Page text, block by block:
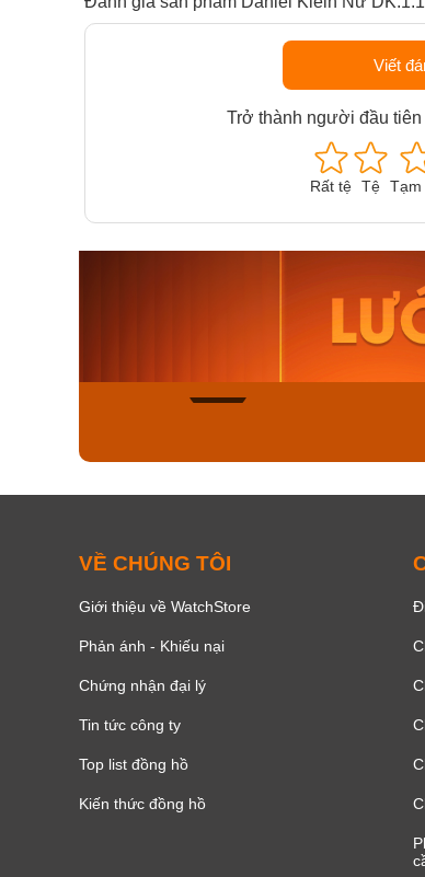
Viết
Trở thành người đầu
Rất tệ Tệ Tạm
VỀ CHÚNG TÔI
Giới thiệu về WatchStore
Phản ánh - Khiếu nại
Chứng nhận đại lý
Tin tức công ty
Top list đồng hồ
Kiến thức đồng hồ